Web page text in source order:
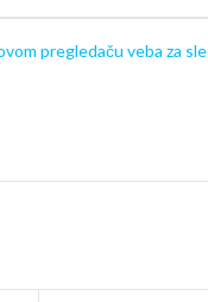
pregledaču veba za